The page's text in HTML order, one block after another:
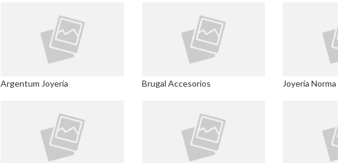
Argentum Joyería Brugal Accesorios Joyería Norma